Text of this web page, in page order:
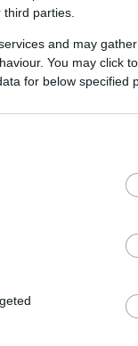
parties.
and may
You may click
for below specified